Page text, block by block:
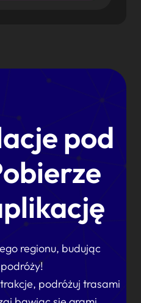
pod
regionu, budując
podróżuj trasami